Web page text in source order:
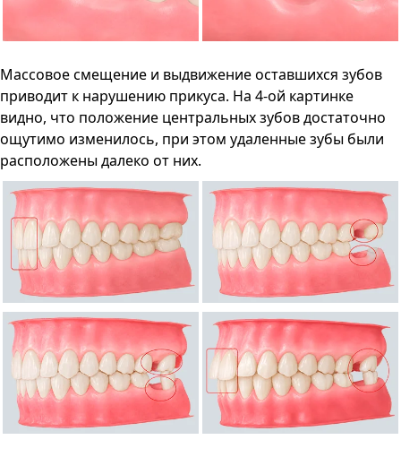
Массовое смещение и выдвижение оставшихся зубов
приводит к нарушению прикуса. На 4-ой картинке
видно, что положение центральных зубов достаточно
ощутимо изменилось, при этом удаленные зубы были
расположены далеко от них.